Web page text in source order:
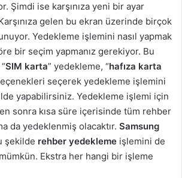
Şimdi ise karşınıza yeni bir ayar
gelen bu ekran üzerinde birçok
Yedekleme işlemini nasıl yapmak
bir seçim yapmanız gerekiyor. Bu
SIM karta” yedekleme, “hafıza karta
seçerek yedekleme işlemini
yapabilirsiniz. Yedekleme işlemi için
sonra kısa süre içerisinde tüm rehber
da yedeklenmiş olacaktır. Samsung
şekilde rehber yedekleme işlemini de
Ekstra her hangi bir işleme